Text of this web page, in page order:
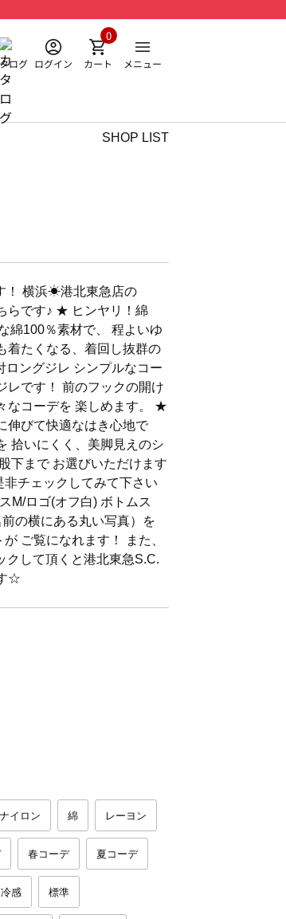
ログ ログイン カート
0
メニュー
SHOP LIST
！ 横浜☀︎港北東急店の
らです♪ ★ ヒンヤリ！綿
綿100％素材で、 程よいゆ
着たくなる、着回し抜群の
ングジレ シンプルなコー
レです！ 前のフックの開け
なコーデを 楽しめます。 ★
伸びて快適なはき心地で
拾いにくく、美脚見えのシ
下まで お選びいただけます
非チェックしてみて下さい
M/ロゴ(オフ白) ボトムス
の横にある丸い写真）を
ご覧になれます！ また、
クして頂くと港北東急S.C.
☆
ナイロン 綿 レーヨン
春コーデ 夏コーデ
冷感 標準